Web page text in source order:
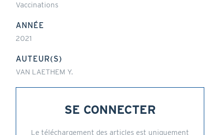
Vaccinations
ANNÉE
2021
AUTEUR(S)
VAN LAETHEM Y.
SE CONNECTER
Le téléchargement des articles est uniquement